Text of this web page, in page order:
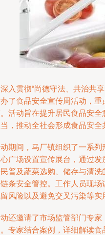
入贯彻“尚德守法、共治共
了食品安全宣传周活动，
活动旨在提升居民食品安
，推动全社会形成食品安全
期间，马厂镇组织了一系
广场设置宣传展台，通过
普及蔬菜选购、储存与清
条安全管控。工作人员现
风险以及避免交叉污染等实
还邀请了市场监管部门专
专家结合案例，详细解读